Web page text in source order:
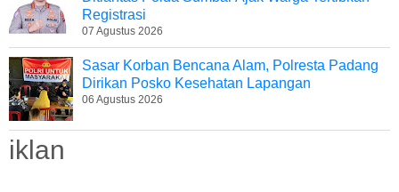
Registrasi
07 Agustus 2026
Sasar Korban Bencana Alam, Polresta Padang
Dirikan Posko Kesehatan Lapangan
06 Agustus 2026
iklan